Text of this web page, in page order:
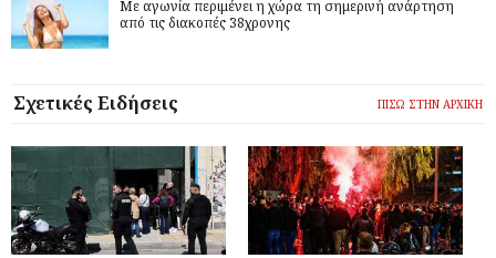
Με αγωνία περιμένει η χώρα τη σημερινή ανάρτηση
από τις διακοπές 38χρονης
Σχετικές Ειδήσεις ΠΙΣΩ ΣΤΗΝ ΑΡΧΙΚΗ